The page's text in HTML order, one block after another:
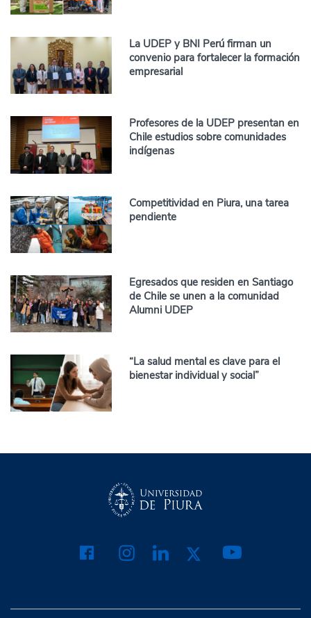
La UDEP y BNI Perú firman un
convenio para fortalecer la formación
empresarial
Profesores de la UDEP presentan en
Chile estudios sobre comunidades
indígenas
Competitividad en Piura, una tarea
pendiente
Egresados que residen en Santiago
de Chile se unen a la comunidad
Alumni UDEP
“La salud mental es clave para el
bienestar individual y social”